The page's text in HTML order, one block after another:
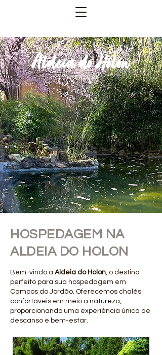
Aldeia do Holon
HOSPEDAGEM NA
ALDEIA DO HOLON
Bem-vindo à Aldeia do Holon, o destino
perfeito para sua hospedagem em
Campos do Jordão. Oferecemos chalés
confortáveis em meio à natureza,
proporcionando uma experiência única de
descanso e bem-estar.